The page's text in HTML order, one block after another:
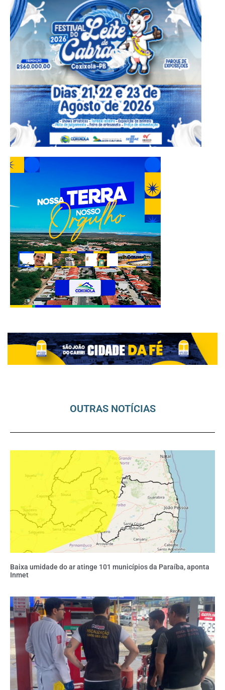
OUTRAS NOTÍCIAS
Baixa umidade do ar atinge 101 municípios da Paraíba, aponta
Inmet